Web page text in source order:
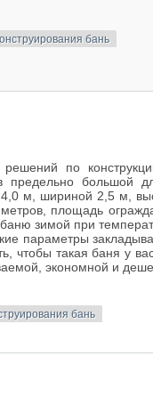
бань
по
предельно
м, шириной 2,5 м,
площадь
зимой при
параметры
чтобы такая баня у
экономной и
бань